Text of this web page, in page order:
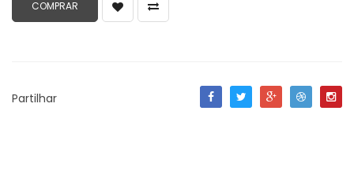
Partilhar